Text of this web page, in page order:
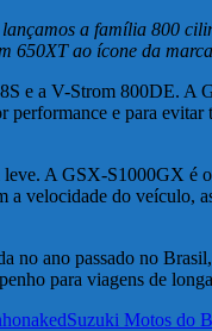
a família 800
650XT ao ícone da
e a V-Strom 800DE. A
e para
A GSX-S1000GX é
velocidade do veículo,
ano passado no
para viagens de
nakedSuzuki Motos do